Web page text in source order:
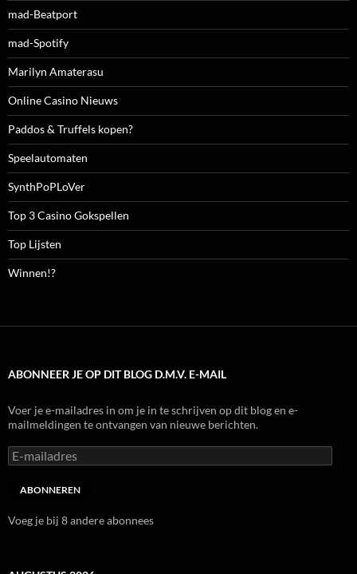
mad-Beatport
mad-Spotify
Marilyn Amaterasu
Online Casino Nieuws
Paddos & Truffels kopen?
Speelautomaten
SynthPoPLoVer
Top 3 Casino Gokspellen
Top Lijsten
Winnen!?
ABONNEER JE OP DIT BLOG D.M.V. E-MAIL
Voer je e-mailadres in om je in te schrijven op dit blog en e-
mailmeldingen te ontvangen van nieuwe berichten.
E-
mailadres
ABONNEREN
Voeg je bij 8 andere abonnees